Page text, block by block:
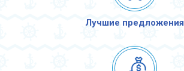
Лучшие предложения